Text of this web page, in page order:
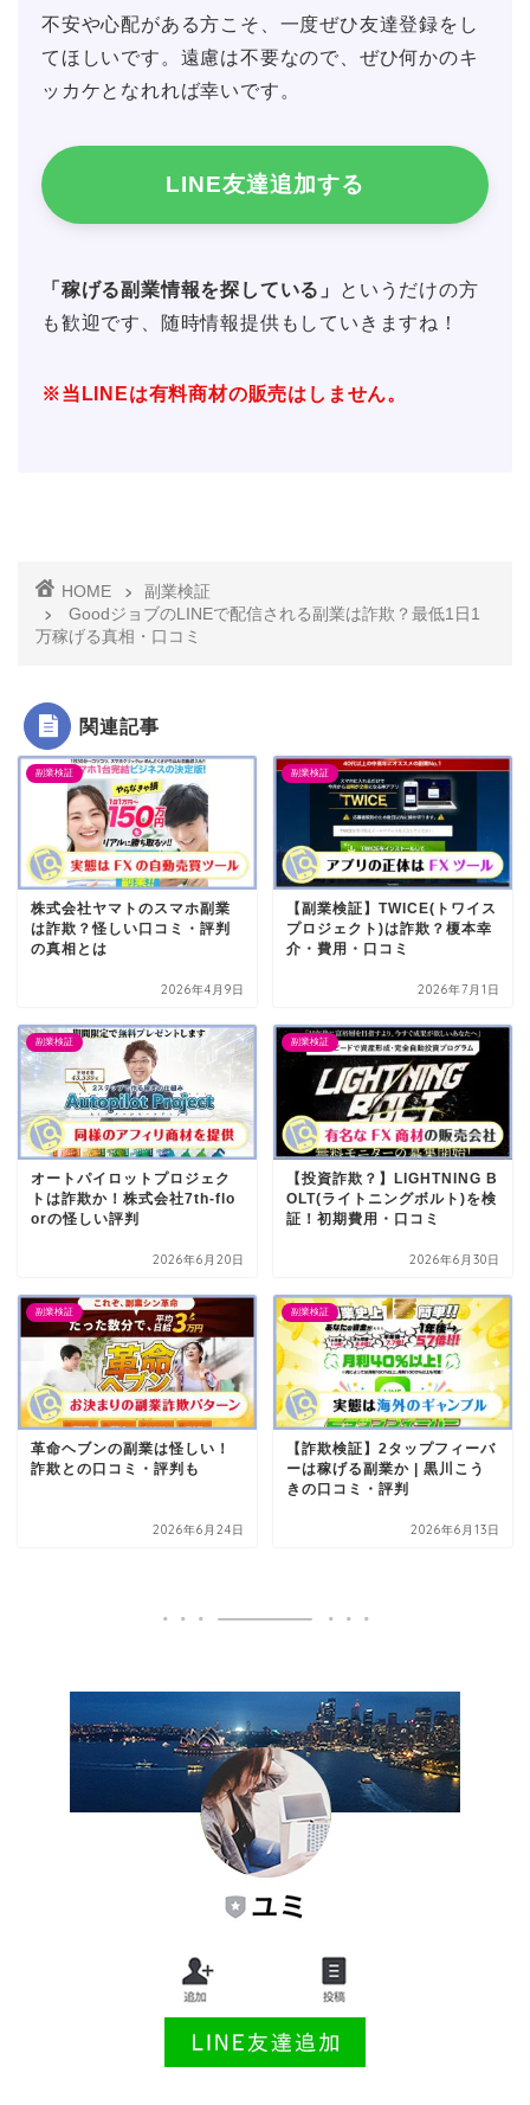
不安や心配がある方こそ、一度ぜひ友達登録をし
てほしいです。遠慮は不要なので、ぜひ何かのキ
ッカケとなれれば幸いです。
LINE友達追加する
「稼げる副業情報を探している」
というだけの方
も歓迎です、随時情報提供もしていきますね！
※当LINEは有料商材の販売はしません。
HOME
副業検証
GoodジョブのLINEで配信される副業は詐欺？最低1日1
万稼げる真相・口コミ
関連記事
副業検証
株式会社ヤマトのスマホ副業
は詐欺？怪しい口コミ・評判
の真相とは
2026年4月9日
副業検証
【副業検証】TWICE(トワイス
プロジェクト)は詐欺？榎本幸
介・費用・口コミ
2026年7月1日
副業検証
オートパイロットプロジェク
トは詐欺か！株式会社7th-flo
orの怪しい評判
2026年6月20日
副業検証
【投資詐欺？】LIGHTNING B
OLT(ライトニングボルト)を検
証！初期費用・口コミ
2026年6月30日
副業検証
革命ヘブンの副業は怪しい！
詐欺との口コミ・評判も
2026年6月24日
副業検証
【詐欺検証】2タップフィーバ
ーは稼げる副業か | 黒川こう
きの口コミ・評判
2026年6月13日